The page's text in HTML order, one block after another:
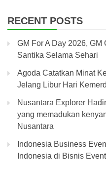
RECENT POSTS
GM For A Day 2026,
Santika Selama Sehari
Agoda Catatkan Minat
Jelang Libur Hari
Nusantara Explorer
yang memadukan
Nusantara
Indonesia Business
Indonesia di Bisnis